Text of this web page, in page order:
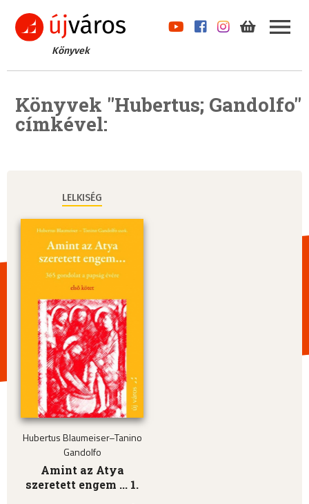
Könyvek
Könyvek "Hubertus; Gandolfo"
címkével:
LELKISÉG
Hubertus Blaumeiser–Tanino
Gandolfo
Amint az Atya
szeretett engem ... 1.